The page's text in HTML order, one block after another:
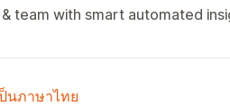
team with smart automated
นภาษาไทย